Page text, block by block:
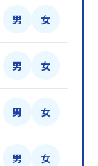
男 女
男 女
男 女
男 女